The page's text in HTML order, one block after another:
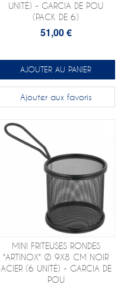
UNITÉ) - GARCIA DE POU
(PACK DE 6)
51,00 €
AJOUTER AU PANIER
Ajouter aux favoris
MINI FRITEUSES RONDES
"ARTINOX" Ø 9X8 CM NOIR
ACIER (6 UNITÉ) - GARCIA DE
POU